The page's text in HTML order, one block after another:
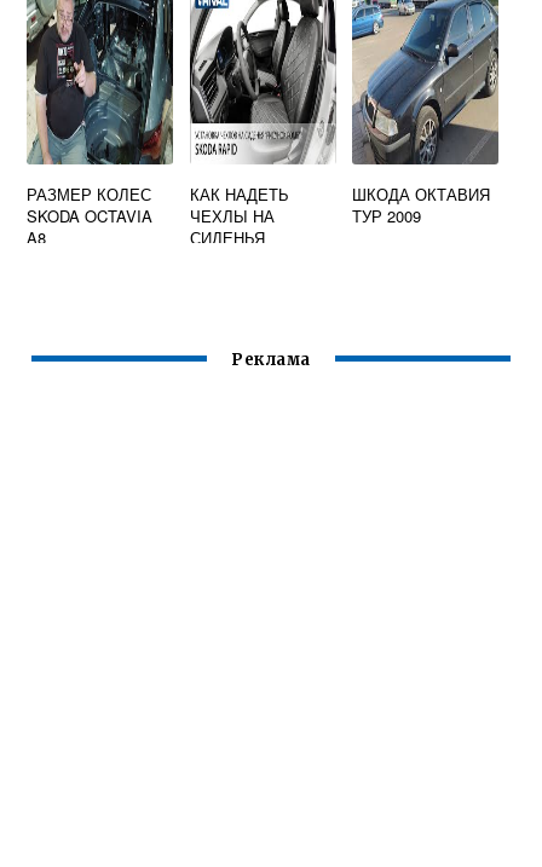
РАЗМЕР КОЛЕС
SKODA OCTAVIA
A8
КАК НАДЕТЬ
ЧЕХЛЫ НА
СИДЕНЬЯ
ШКОДА ОКТАВИЯ
ТУР 2009
Реклама